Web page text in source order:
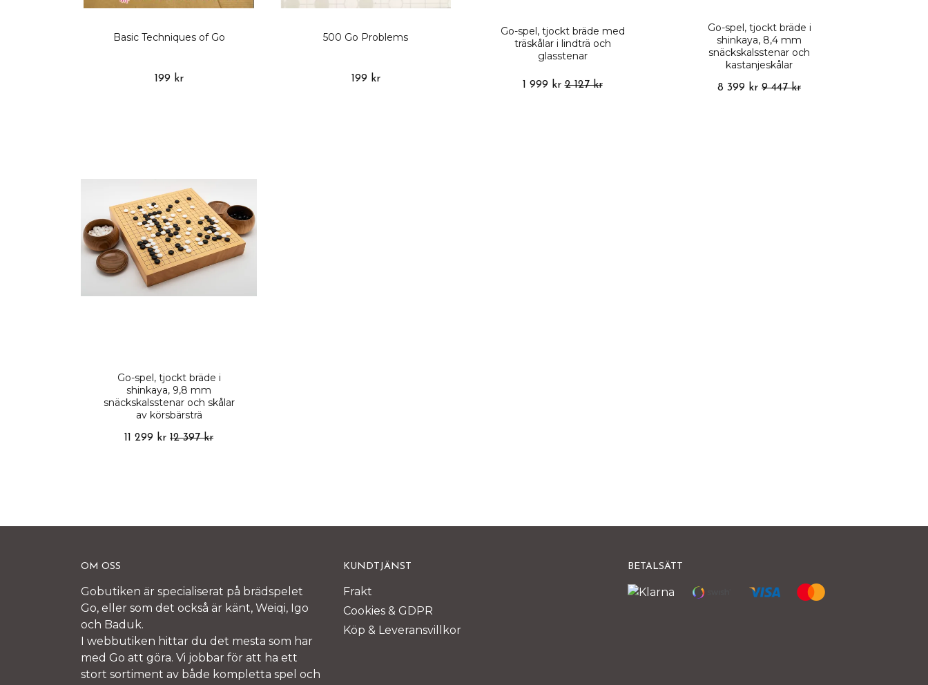
Basic Techniques of Go
199 kr
500 Go Problems
199 kr
Go-spel, tjockt bräde med
träskålar i lindträ och
glasstenar
1 999 kr2 127 kr
Go-spel, tjockt bräde i
shinkaya, 8,4 mm
snäckskalsstenar och
kastanjeskålar
8 399 kr 9 447 kr
Go-spel, tjockt bräde i
shinkaya, 9,8 mm
snäckskalsstenar och skålar
av körsbärsträ
11 299 kr 12 397 kr
OM OSS
Gobutiken är specialiserat på brädspelet
Go, eller som det också är känt, Weiqi, Igo
och Baduk.
I webbutiken hittar du det mesta som har
med Go att göra. Vi jobbar för att ha ett
stort sortiment av både kompletta spel och
KUNDTJÄNST
Frakt
Cookies & GDPR
Köp & Leveransvillkor
BETALSÄTT